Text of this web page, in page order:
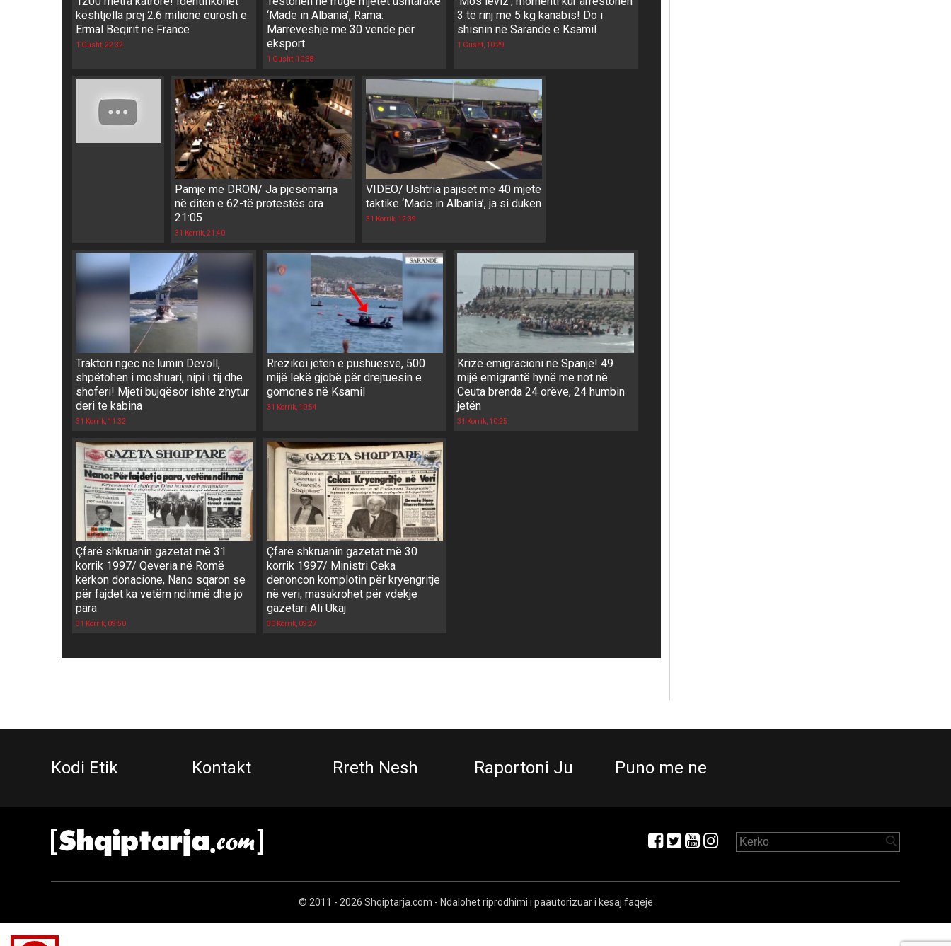
kështjella prej 2.6 milionë eurosh e
Ermal Beqirit në Francë
1 Gusht, 22:32
‘Made in Albania’, Rama:
Marrëveshje me 30 vende për
eksport
1 Gusht, 10:38
3 të rinj me 5 kg kanabis! Do i
shisnin në Sarandë e Ksamil
1 Gusht, 10:29
Pamje me DRON/ Ja pjesëmarrja
në ditën e 62-të protestës ora
21:05
31 Korrik, 21:40
VIDEO/ Ushtria pajiset me 40 mjete
taktike ‘Made in Albania’, ja si duken
31 Korrik, 12:39
Traktori ngec në lumin Devoll,
shpëtohen i moshuari, nipi i tij dhe
shoferi! Mjeti bujqësor ishte zhytur
deri te kabina
31 Korrik, 11:32
Rrezikoi jetën e pushuesve, 500
mijë lekë gjobë për drejtuesin e
gomones në Ksamil
31 Korrik, 10:54
Krizë emigracioni në Spanjë! 49
mijë emigrantë hynë me not në
Ceuta brenda 24 orëve, 24 humbin
jetën
31 Korrik, 10:25
Çfarë shkruanin gazetat më 31
korrik 1997/ Qeveria në Romë
kërkon donacione, Nano sqaron se
për fajdet ka vetëm ndihmë dhe jo
para
31 Korrik, 09:50
Çfarë shkruanin gazetat më 30
korrik 1997/ Ministri Ceka
denoncon komplotin për kryengritje
në veri, masakrohet për vdekje
gazetari Ali Ukaj
30 Korrik, 09:27
Kodi Etik Kontakt Rreth Nesh Raportoni Ju Puno me ne
© 2011 - 2026 Shqiptarja.com - Ndalohet riprodhimi i paautorizuar i kesaj faqeje